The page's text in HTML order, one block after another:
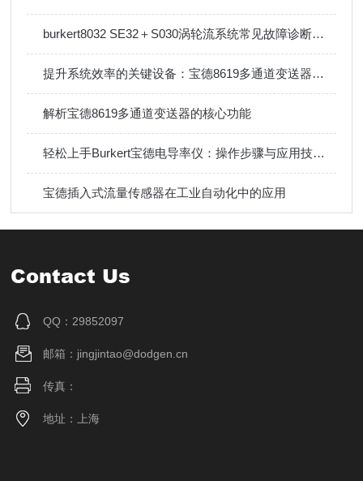
burkert8032 SE32＋S030涡轮流系统常见故障诊断与排除方法
提升系统效率的关键设备：宝德8619多通道变送器技术详解
解析宝德8619多通道变送器的核心功能
轻松上手Burkert宝德电导率仪：操作步骤与应用技巧指南
宝德插入式流量传感器在工业自动化中的应用
Contact Us
QQ：29852097
邮箱：jingjintao@dodgen.cn
传真：
地址：上海